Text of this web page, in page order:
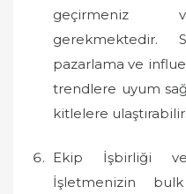
geçirmeniz
gerekmektedir.
pazarlama ve
trendlere uyum
kitlelere
Ekip İşbirliği
İşletmenizin